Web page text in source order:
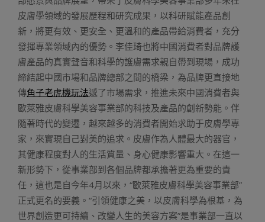
皮膚學領域的發展歷程和研究成果，以科研賦能產品創
新，將更有效、更安全、更溫和的產品帶給消費者，充分
發揮專業領域內的優勢。李佳琦也將中國消費者對品牌護
膚產品的真實聲音和科學的護膚需求親自帶到現場，成功
締結起中國市場和品牌總部之間的橋梁，為品牌更直接地
傳角子老虎機玩法遞了市場需求，推進未來中國消費者與
歐萊雅皮膚科學美容事業部的科技及產品的創新勢能。伴
隨著時代的變遷，越來越多的消費者開始求助于皮膚學專
家，來實現自己對美的追求。皮膚作為人體最大的器官，
其健康程度對人的生活質量、身心健康影響重大。在這一
新形勢下，從事業部到各個品牌都承擔著更為重要的責
任，這也是自今年4月以來，“歐萊雅皮膚科學美容事業部”
正式更名的要義。“引領健康之美，以皮膚科學為根基，為
世界創造更可持續、改變人生的美容方案”是事業部一直以